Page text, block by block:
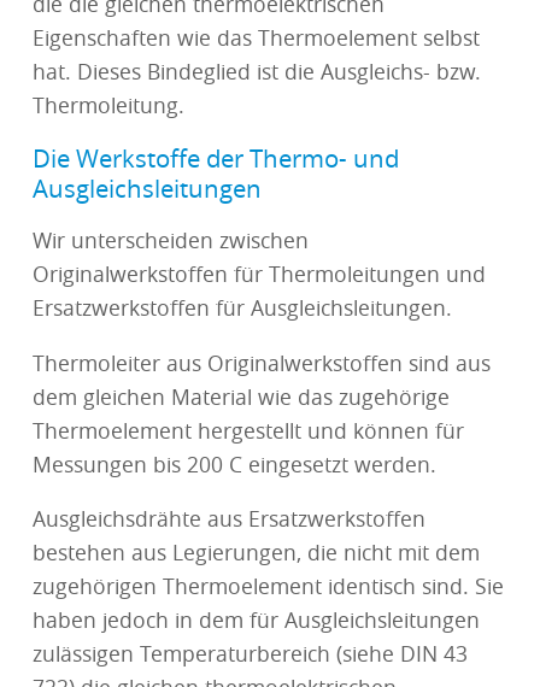
Eigenschaften wie das Thermoelement selbst
hat. Dieses Bindeglied ist die Ausgleichs- bzw.
Thermoleitung.
Die Werkstoffe der Thermo- und
Ausgleichsleitungen
Wir unterscheiden zwischen
Originalwerkstoffen für Thermoleitungen und
Ersatzwerkstoffen für Ausgleichsleitungen.
Thermoleiter aus Originalwerkstoffen sind aus
dem gleichen Material wie das zugehörige
Thermoelement hergestellt und können für
Messungen bis 200 C eingesetzt werden.
Ausgleichsdrähte aus Ersatzwerkstoffen
bestehen aus Legierungen, die nicht mit dem
zugehörigen Thermoelement identisch sind. Sie
haben jedoch in dem für Ausgleichsleitungen
zulässigen Temperaturbereich (siehe DIN 43